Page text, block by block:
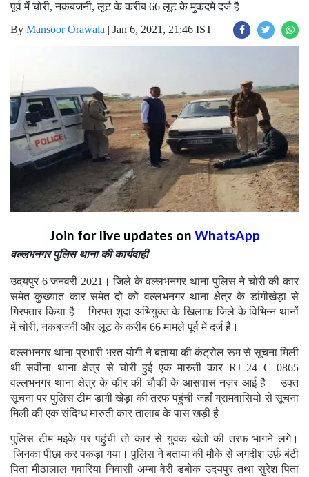
पूर्व में चोरी, नकबजनी, लूट के करीब 66 लूट के मुकदमे दर्ज है
By Mansoor Orawala | Jan 6, 2021, 21:46 IST
Join for live updates on WhatsApp
वल्लभनगर पुलिस थाना की कार्यवाही
उदयपुर 6 जनवरी 2021। जिले के वल्लभनगर थाना पुलिस ने चोरी की कार
समेत कुख्यात कार समेत दो को वल्लभनगर थाना क्षेत्र के डांगीखेड़ा से
गिरफ्तार किया है। गिरफ्त शुदा अभियुक्त के खिलाफ जिले के विभिन्न थानों
में चोरी, नकबजनी और लूट के करीब 66 मामले पूर्व में दर्ज है।
वल्लभनगर थाना प्रभारी भरत योगी ने बताया की कंट्रोल रूम से सूचना मिली
थी सवीना थाना क्षेत्र से चोरी हुई एक मारुती कार RJ 24 C 0865
वल्लभनगर थाना क्षेत्र के कीर की चौकी के आसपास नज़र आई है। उक्त
सूचना पर पुलिस टीम डांगी खेड़ा की तरफ पहुंची जहाँ ग्रामवासियो से सूचना
मिली की एक संदिग्ध मारुती कार तालाब के पास खड़ी है।
पुलिस टीम मइके पर पहुंची तो कार से युवक खेतो की तरफ भागने लगे।
जिनका पीछा कर पकड़ा गया। पुलिस ने बताया की मौके से जगदीश उर्फ़ बंटी
पिता मीठालाल गवारिया निवासी अम्बा वेरी डबोक उदयपुर तथा सुरेश पिता